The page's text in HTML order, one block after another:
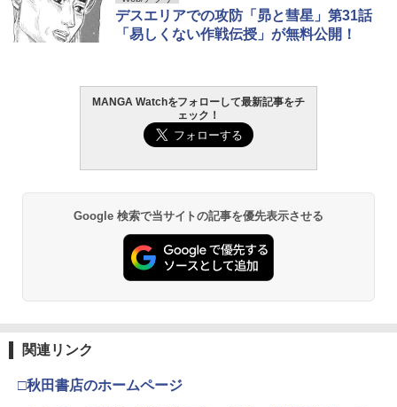
デスエリアでの攻防「昴と彗星」第31話
「易しくない作戦伝授」が無料公開！
MANGA Watchをフォローして最新記事をチ
ェック！
Google 検索で当サイトの記事を優先表示させる
関連リンク
□秋田書店のホームページ